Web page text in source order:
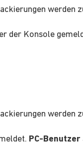
werden
der Konsole
werden
PC-Benutzer